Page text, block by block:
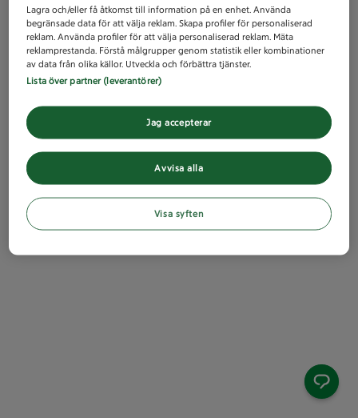
Lagra och/eller få åtkomst till information på en enhet. Använda
begränsade data för att välja reklam. Skapa profiler för personaliserad
reklam. Använda profiler för att välja personaliserad reklam. Mäta
reklamprestanda. Förstå målgrupper genom statistik eller kombinationer
av data från olika källor. Utveckla och förbättra tjänster.
Lista över partner (leverantörer)
Avvisa alla
Jag accepterar
Visa syften